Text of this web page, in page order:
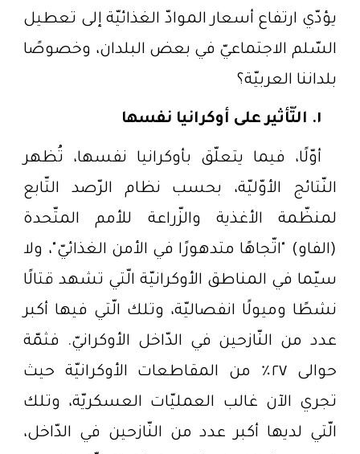
يؤدّي ارتفاع أسعار الموادّ الغذائيّة إلى تعطيل
السّلم الاجتماعيّ في بعض البلدان، وخصوصًا
بلداننا العربيّة؟
١. التّأثير على أوكرانيا نفسها
أوّلًا، فيما يتعلّق بأوكرانيا نفسها، تُظهر
النّتائج الأوّليّة، بحسب نظام الرّصد التّابع
لمنظّمة الأغذية والزّراعة للأمم المتّحدة
(الفاو) "اتّجاهًا متدهورًا في الأمن الغذائيّ"، ولا
سيّما في المناطق الأوكرانيّة الّتي تشهد قتالًا
نشطًا وميولًا انفصاليّة، وتلك الّتي فيها أكبر
عدد من النّازحين في الدّاخل الأوكرانيّ. فثمّة
حوالى ٢٧٪ من المقاطعات الأوكرانيّة حيث
تجري الآن غالب العمليّات العسكريّة، وتلك
الّتي لديها أكبر عدد من النّازحين في الدّاخل،